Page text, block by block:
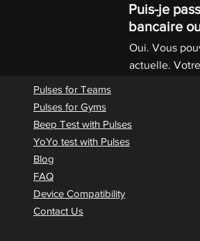
Puis-je
bancaire
Oui. Vous
actuelle.
Pulses for Teams
Pulses for Gyms
Beep Test with Pulses
YoYo test with Pulses
Blog
FAQ
Device Compatibility
Contact Us